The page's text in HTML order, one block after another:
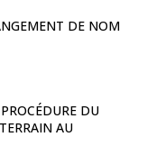
DE NOM
DU
AU